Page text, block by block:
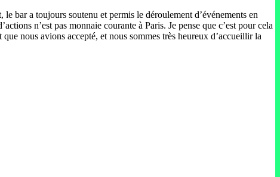
bar a toujours soutenu et permis le déroulement d’événements en
n’est pas monnaie courante à Paris. Je pense que c’est pour cela
nous avions accepté, et nous sommes très heureux d’accueillir la